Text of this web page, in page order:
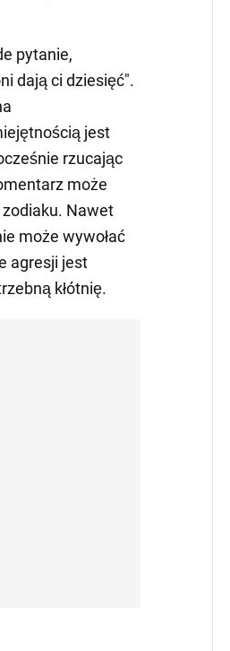
pytanie,
dają ci dziesięć".
jest
rzucając
może
Nawet
może wywołać
agresji jest
kłótnię.